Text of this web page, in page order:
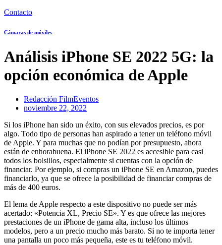
Contacto
Cámaras de móviles
Análisis iPhone SE 2022 5G: la
opción económica de Apple
Redacción FilmEventos
noviembre 22, 2022
Si los iPhone han sido un éxito, con sus elevados precios, es por
algo. Todo tipo de personas han aspirado a tener un teléfono móvil
de Apple. Y para muchas que no podían por presupuesto, ahora
están de enhorabuena. El iPhone SE 2022 es accesible para casi
todos los bolsillos, especialmente si cuentas con la opción de
financiar. Por ejemplo, si compras un iPhone SE en Amazon, puedes
financiarlo, ya que se ofrece la posibilidad de financiar compras de
más de 400 euros.
El lema de Apple respecto a este dispositivo no puede ser más
acertado: «Potencia XL, Precio SE». Y es que ofrece las mejores
prestaciones de un iPhone de gama alta, incluso los últimos
modelos, pero a un precio mucho más barato. Si no te importa tener
una pantalla un poco más pequeña, este es tu teléfono móvil.